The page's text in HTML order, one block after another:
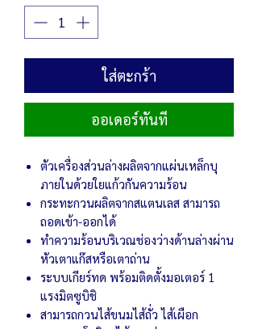
ใส่ตะกร้า
ออเดอร์ทันที
ตัวเครื่องส่วนล่างผลิตจากแผ่นเหล็กบุ
ภายในด้วยใยแก้วกันความร้อน
กระทะกวนผลิตจากสแตนเลส สามารถ
ถอดเข้า-ออกได้
ทำความร้อนบริเวณช่องว่างด้านล่างผ่าน
หัวเตาแก๊สหรือเตาถ่าน
ระบบเกียร์ทด พร้อมติดตั้งมอเตอร์ 1
แรงมิตซูบิชิ
สามารถกวนไส้ขนมไส้ถั่ว ไส้เผือก